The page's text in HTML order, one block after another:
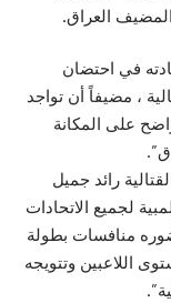
المضيف العراق.
في احتضان
، مضيفاً أن تواجد
على المكانة
رائد جميل
لجميع الاتحادات
منافسات بطولة
اللاعبين وتتويجه